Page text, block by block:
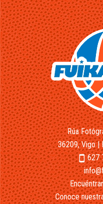
Rúa
36209, Vigo |
smartphone627
Conoce